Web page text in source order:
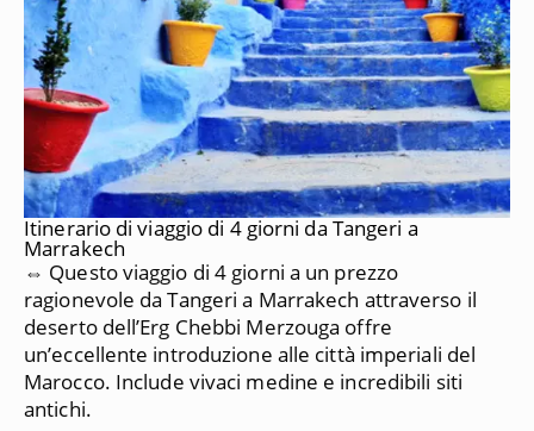
Itinerario di viaggio di 4 giorni da Tangeri a
Marrakech
⇔ Questo viaggio di 4 giorni a un prezzo
ragionevole da Tangeri a Marrakech attraverso il
deserto dell’Erg Chebbi Merzouga offre
un’eccellente introduzione alle città imperiali del
Marocco. Include vivaci medine e incredibili siti
antichi.